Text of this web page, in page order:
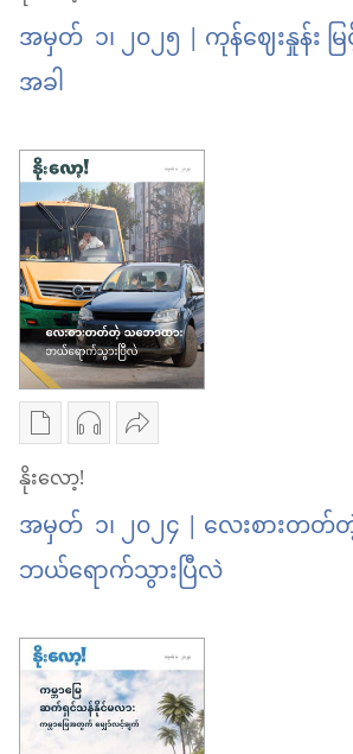
ရ
မလဲ
ကုစား
ယူ
ရာ
မှာ
ရွေးချယ်
စရာ
များ
နိုး
လော့!
ကုန်ဈေးနှုန်း
မြင့်
တက်
လာ
တဲ့
အခါ
ကူး
မှာ
ရွေးချယ်
စရာ
များ
နိုး
လော့!
ကုန်ဈေးနှုန်း
မြင့်
တက်
တဲ့
အခါ
နိုး
လော့!
မြင့်
တက်
လာ
တဲ့
အခါ
အမှတ် ၁၊ ၂၀၂၅ | ကုန်ဈေးနှုန်း
အခါ
စာပေ
ကူး
ယူ
ရာ
မှာ
ရွေးချယ်
စရာ
များ
နိုး
အသံ
ကူး
ယူ
ရာ
မှာ
ရွေးချယ်
စရာ
များ
ဝေမျှ
နိုး
လော့!
လေးစား
တတ်
တဲ့
သဘောထား
ဘယ်
နိုးလော့!
အမှတ် ၁၊ ၂၀၂၄ | လေးစားတ
ဘယ်ရောက်သွားပြီလဲ